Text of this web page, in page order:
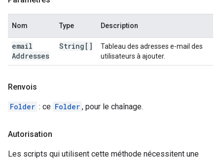
Nom Type Description
email
Addresses
String[]
Tableau des adresses e-mail des
utilisateurs à ajouter.
Renvois
Folder : ce Folder , pour le chaînage.
Autorisation
Les scripts qui utilisent cette méthode nécessitent une